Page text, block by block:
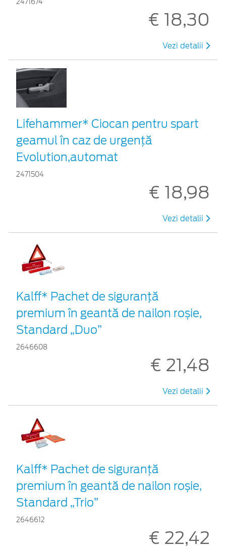
2471674
€ 18,30
Vezi detalii
Lifehammer* Ciocan pentru spart
geamul în caz de urgenţă
Evolution,automat
2471504
€ 18,98
Vezi detalii
Kalff* Pachet de siguranţă
premium în geantă de nailon roșie,
Standard „Duo”
2646608
€ 21,48
Vezi detalii
Kalff* Pachet de siguranţă
premium în geantă de nailon roșie,
Standard „Trio”
2646612
€ 22,42